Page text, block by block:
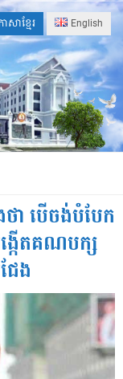
សាខ្មែរ English
ា បើចង់បំបែក
កើតគណបក្ស
ែង